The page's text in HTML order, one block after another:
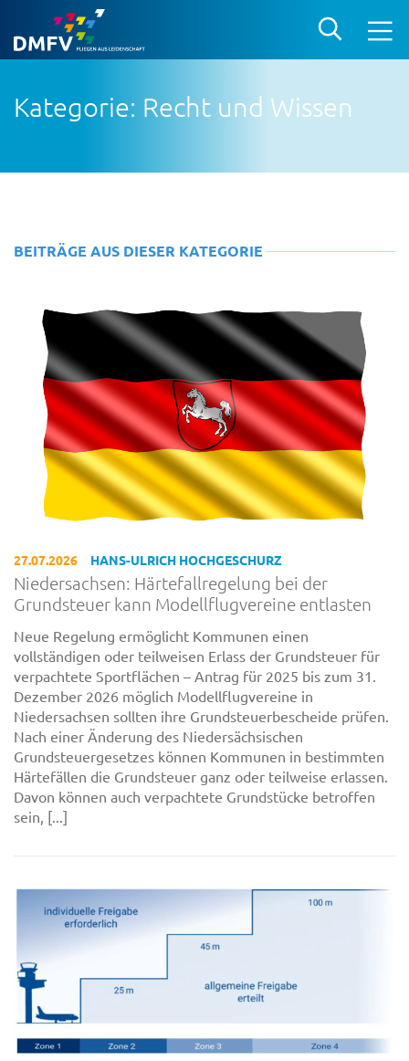
Kategorie: Recht und Wissen
BEITRÄGE AUS DIESER KATEGORIE
27.07.2026 HANS-ULRICH HOCHGESCHURZ
Niedersachsen: Härtefallregelung bei der
Grundsteuer kann Modellflugvereine entlasten
Neue Regelung ermöglicht Kommunen einen
vollständigen oder teilweisen Erlass der Grundsteuer für
verpachtete Sportflächen – Antrag für 2025 bis zum 31.
Dezember 2026 möglich Modellflugvereine in
Niedersachsen sollten ihre Grundsteuerbescheide prüfen.
Nach einer Änderung des Niedersächsischen
Grundsteuergesetzes können Kommunen in bestimmten
Härtefällen die Grundsteuer ganz oder teilweise erlassen.
Davon können auch verpachtete Grundstücke betroffen
sein, [...]